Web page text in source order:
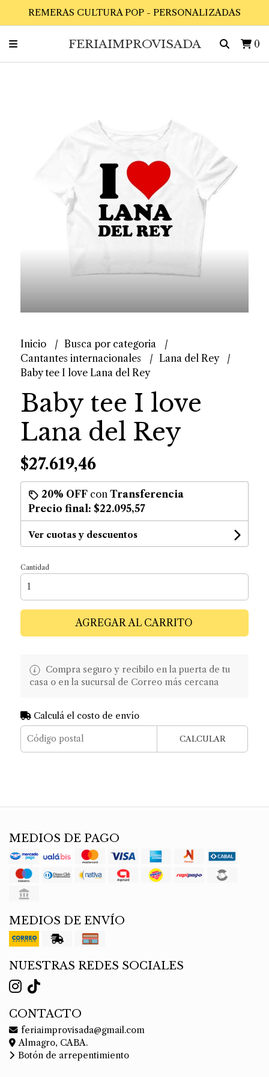
REMERAS CULTURA POP - PERSONALIZADAS
FERIAIMPROVISADA 0
Inicio
Busca por categoria
Cantantes internacionales
Lana del Rey
Baby tee I love Lana del Rey
Baby tee I love
Lana del Rey
$27.619,46
20% OFFcon Transferencia
Precio final: $22.095,57
Ver cuotas y descuentos
Cantidad
AGREGAR AL CARRITO
Compra seguro y recibilo en la puerta de tu
casa o en la sucursal de Correo más cercana
Calculá el costo de envío
CALCULAR
MEDIOS DE PAGO
MEDIOS DE ENVÍO
NUESTRAS REDES SOCIALES
CONTACTO
feriaimprovisada@gmail.com
Almagro, CABA.
Botón de arrepentimiento